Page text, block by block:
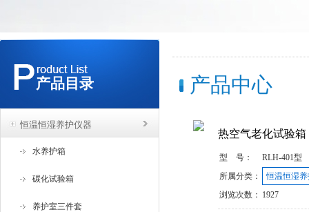
产品目录
恒温恒湿养护仪器
水养护箱
碳化试验箱
养护室三件套
产品中心
热空气老化试验箱
型 号：
RLH-401型
所属分类：
恒温恒湿
浏览次数： 1927